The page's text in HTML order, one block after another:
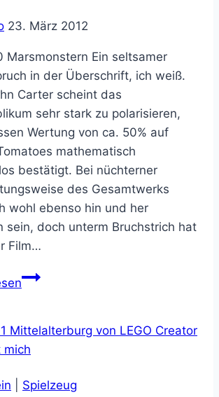
23. März 2012
Marsmonstern Ein seltsamer
in der Überschrift, ich weiß.
Carter scheint das
sehr stark zu polarisieren,
Wertung von ca. 50% auf
mathematisch
bestätigt. Bei nüchterner
des Gesamtwerks
wohl ebenso hin und her
sein, doch unterm Bruchstrich hat
Film…
Filmkritik:
–
Lame
liebenswert
Spielzeug